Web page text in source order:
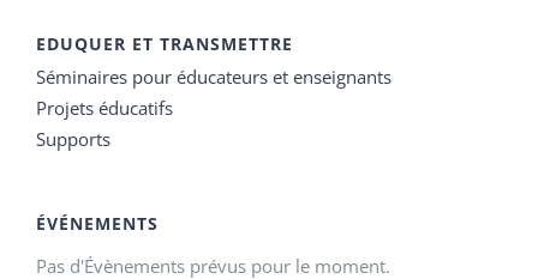
EDUQUER ET TRANSMETTRE
Séminaires pour éducateurs et enseignants
Projets éducatifs
Supports
ÉVÉNEMENTS
Pas d'Évènements prévus pour le moment.